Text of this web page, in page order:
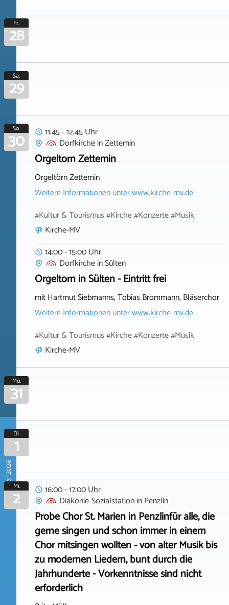
Fr.
28
Sa.
29
So.
30
11:45 - 12:45 Uhr
DorfkircheinZettemin
Orgeltörn Zettemin
Orgeltörn Zettemin
Weitere Informationen unterwww.kirche-mv.de
#Kultur & Tourismus #Kirche #Konzerte #Musik
Kirche-MV
14:00 - 15:00 Uhr
DorfkircheinSülten
Orgeltörn in Sülten - Eintritt frei
mit Hartmut Siebmanns, Tobias Brommann, Bläserchor
Weitere Informationen unterwww.kirche-mv.de
#Kultur & Tourismus #Kirche #Konzerte #Musik
Kirche-MV
Mo.
31
September 2026
Di.
1
Mi.
2
16:00 - 17:00 Uhr
Diakonie-SozialstationinPenzlin
Probe Chor St. Marien in Penzlinfür alle, die
gerne singen und schon immer in einem
Chor mitsingen wollten - von alter Musik bis
zu modernen Liedern, bunt durch die
Jahrhunderte - Vorkenntnisse sind nicht
erforderlich